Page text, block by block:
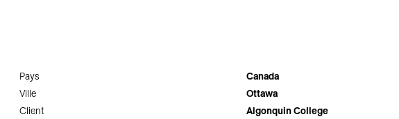
Pays
Canada
Ville
Ottawa
Client
Algonquin College